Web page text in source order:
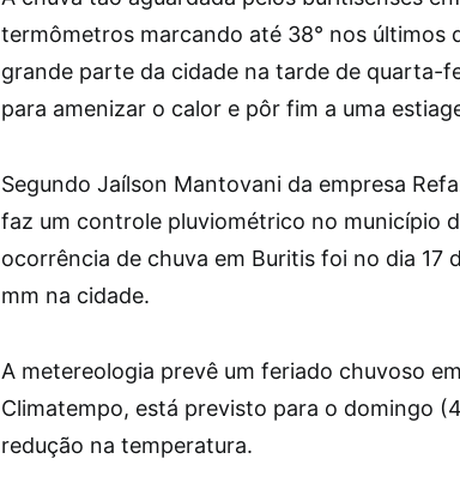
termômetros marcando até 38° nos últimos
grande parte da cidade na tarde de quarta-
para amenizar o calor e pôr fim a uma
Segundo Jaílson Mantovani da empresa
faz um controle pluviométrico no município
ocorrência de chuva em Buritis foi no dia 17
mm na cidade.
A metereologia prevê um feriado chuvoso
Climatempo, está previsto para o domingo
redução na temperatura.